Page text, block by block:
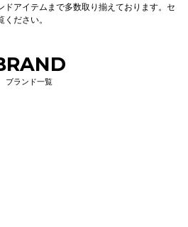
ドアイテムまで多数取り揃えております。セ
ださい。
ブランド一覧